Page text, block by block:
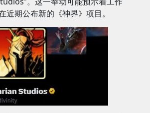
近期公布新的《神界》项目。